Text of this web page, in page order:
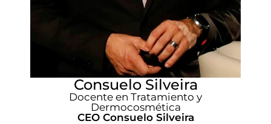
Consuelo Silveira
Docente en Tratamiento y
Dermocosmética
CEO Consuelo Silveira